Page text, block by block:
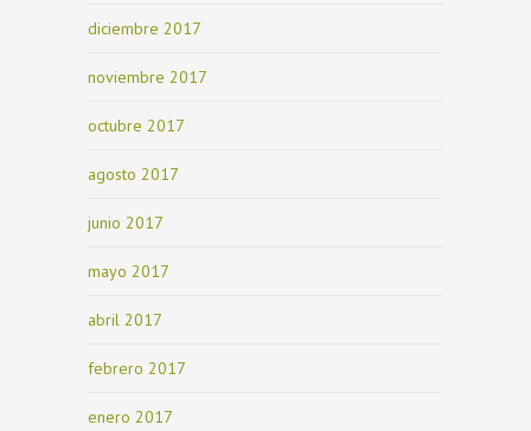
diciembre 2017
noviembre 2017
octubre 2017
agosto 2017
junio 2017
mayo 2017
abril 2017
febrero 2017
enero 2017